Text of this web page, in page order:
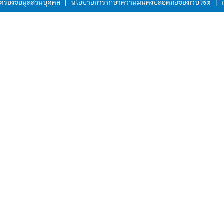
รองข้อมูลส่วนบุคคล | นโยบายการรักษาความมั่นคงปลอดภัยของเว็บไซต์ |